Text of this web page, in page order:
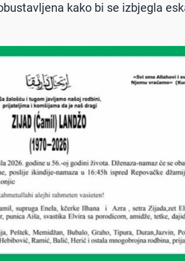
kako bi se izbjegla